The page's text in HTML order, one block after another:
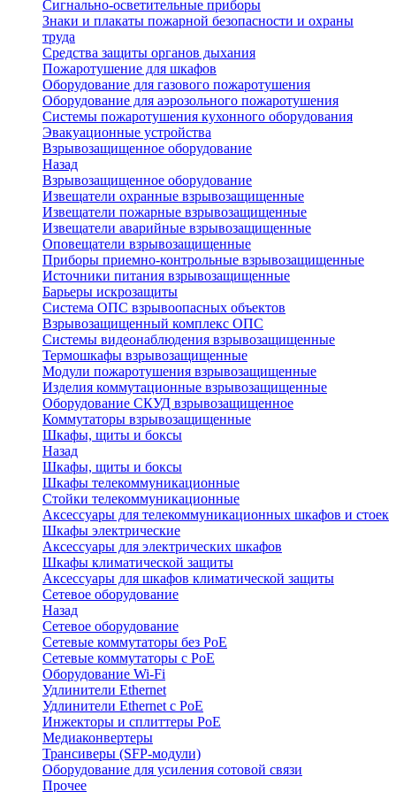
Сигнально-осветительные приборы
Знаки и плакаты пожарной безопасности и охраны
труда
Средства защиты органов дыхания
Пожаротушение для шкафов
Оборудование для газового пожаротушения
Оборудование для аэрозольного пожаротушения
Системы пожаротушения кухонного оборудования
Эвакуационные устройства
Взрывозащищенное оборудование
Назад
Взрывозащищенное оборудование
Извещатели охранные взрывозащищенные
Извещатели пожарные взрывозащищенные
Извещатели аварийные взрывозащищенные
Оповещатели взрывозащищенные
Приборы приемно-контрольные взрывозащищенные
Источники питания взрывозащищенные
Барьеры искрозащиты
Система ОПС взрывоопасных объектов
Взрывозащищенный комплекс ОПС
Системы видеонаблюдения взрывозащищенные
Термошкафы взрывозащищенные
Модули пожаротушения взрывозащищенные
Изделия коммутационные взрывозащищенные
Оборудование СКУД взрывозащищенное
Коммутаторы взрывозащищенные
Шкафы, щиты и боксы
Назад
Шкафы, щиты и боксы
Шкафы телекоммуникационные
Стойки телекоммуникационные
Аксессуары для телекоммуникационных шкафов и стоек
Шкафы электрические
Аксессуары для электрических шкафов
Шкафы климатической защиты
Аксессуары для шкафов климатической защиты
Сетевое оборудование
Назад
Сетевое оборудование
Сетевые коммутаторы без PoE
Сетевые коммутаторы с PoE
Оборудование Wi-Fi
Удлинители Ethernet
Удлинители Ethernet с PoE
Инжекторы и сплиттеры PoE
Медиаконвертеры
Трансиверы (SFP-модули)
Оборудование для усиления сотовой связи
Прочее